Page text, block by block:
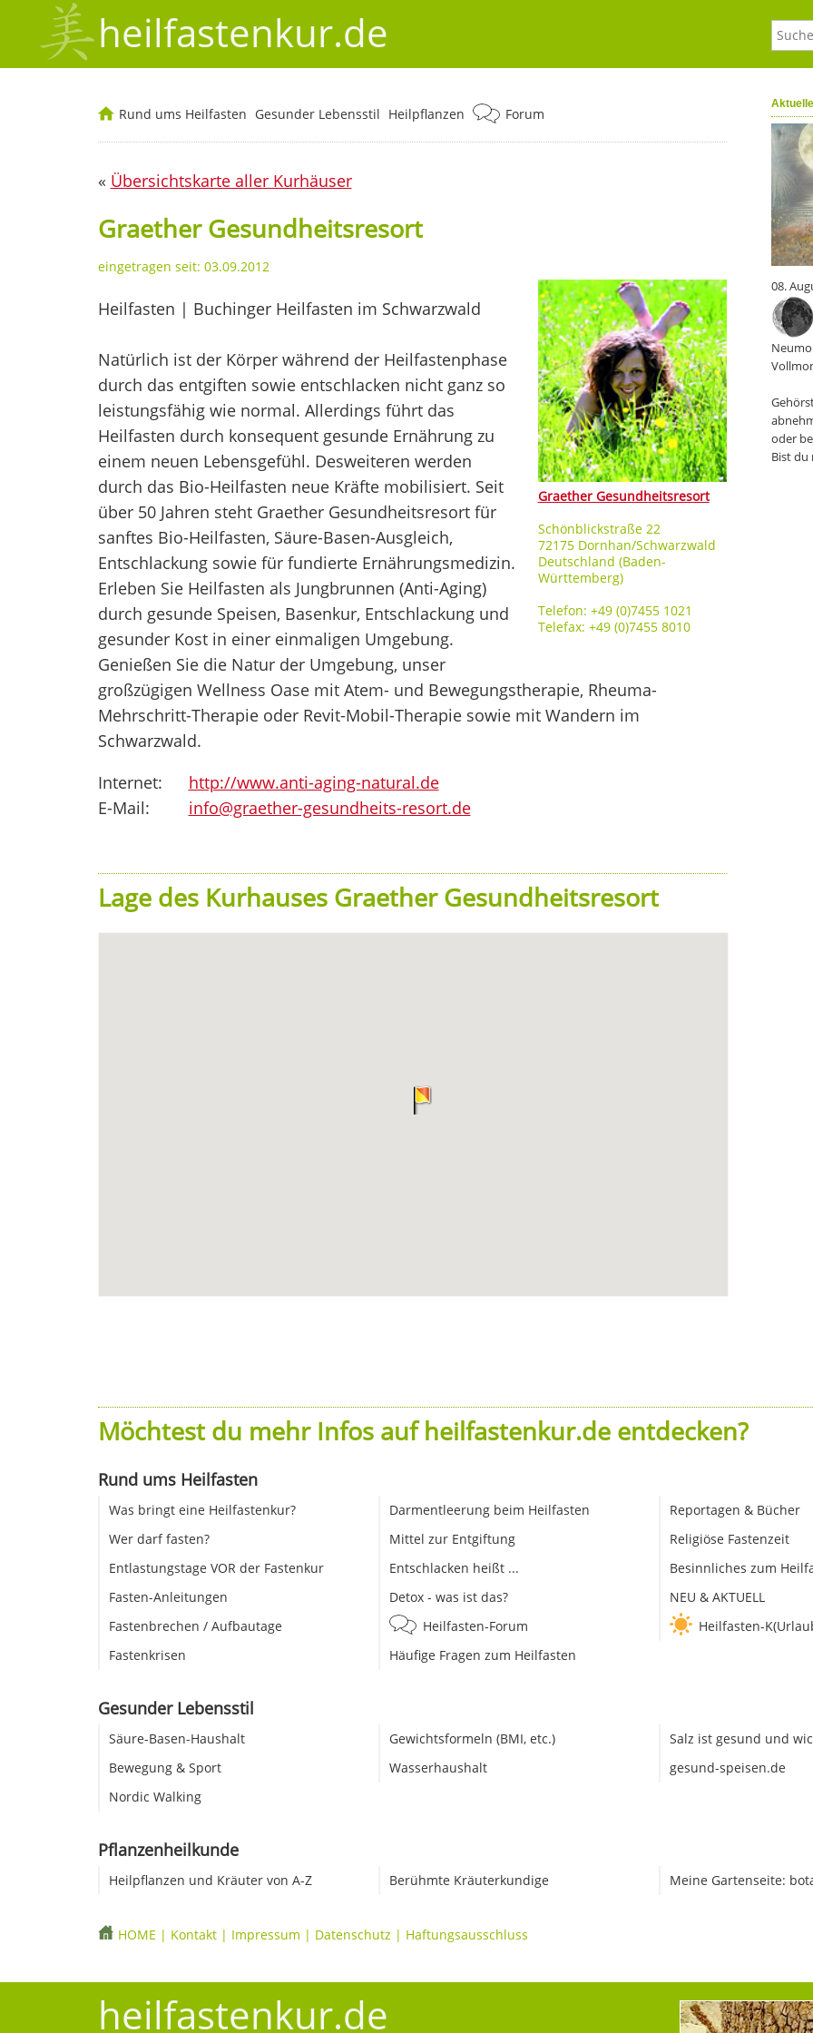
heilfastenkur.de
08.
oder
Bist du
Rund ums Heilfasten Gesunder Lebensstil Heilpflanzen Forum
« Übersichtskarte aller Kurhäuser
Graether Gesundheitsresort
eingetragen seit: 03.09.2012
Graether Gesundheitsresort
Schönblickstraße 22
72175 Dornhan/Schwarzwald
Deutschland (Baden-
Württemberg)
Telefon: +49 (0)7455 1021
Telefax: +49 (0)7455 8010
Heilfasten | Buchinger Heilfasten im Schwarzwald
Natürlich ist der Körper während der Heilfastenphase
durch das entgiften sowie entschlacken nicht ganz so
leistungsfähig wie normal. Allerdings führt das
Heilfasten durch konsequent gesunde Ernährung zu
einem neuen Lebensgefühl. Desweiteren werden
durch das Bio-Heilfasten neue Kräfte mobilisiert. Seit
über 50 Jahren steht Graether Gesundheitsresort für
sanftes Bio-Heilfasten, Säure-Basen-Ausgleich,
Entschlackung sowie für fundierte Ernährungsmedizin.
Erleben Sie Heilfasten als Jungbrunnen (Anti-Aging)
durch gesunde Speisen, Basenkur, Entschlackung und
gesunder Kost in einer einmaligen Umgebung.
Genießen Sie die Natur der Umgebung, unser
großzügigen Wellness Oase mit Atem- und Bewegungstherapie, Rheuma-
Mehrschritt-Therapie oder Revit-Mobil-Therapie sowie mit Wandern im
Schwarzwald.
Internet:
http://www.anti-aging-natural.de
E-Mail:
info@graether-gesundheits-resort.de
Lage des Kurhauses Graether Gesundheitsresort
Möchtest du mehr Infos auf heilfastenkur.de entdecken?
Rund ums Heilfasten
Was bringt eine Heilfastenkur?
Wer darf fasten?
Entlastungstage VOR der Fastenkur
Fasten-Anleitungen
Fastenbrechen / Aufbautage
Fastenkrisen
Darmentleerung beim Heilfasten
Mittel zur Entgiftung
Entschlacken heißt ...
Detox - was ist das?
Heilfasten-Forum
Häufige Fragen zum Heilfasten
Reportagen & Bücher
Religiöse Fastenzeit
Besinnliches zum
NEU & AKTUELL
Heilfasten-
Gesunder Lebensstil
Säure-Basen-Haushalt
Bewegung & Sport
Nordic Walking
Gewichtsformeln (BMI, etc.)
Wasserhaushalt
Salz ist gesund und
gesund-speisen.de
Pflanzenheilkunde
Heilpflanzen und Kräuter von A-Z Berühmte Kräuterkundige Meine Gartenseite:
HOME | Kontakt| Impressum | Datenschutz | Haftungsausschluss
heilfastenkur.de